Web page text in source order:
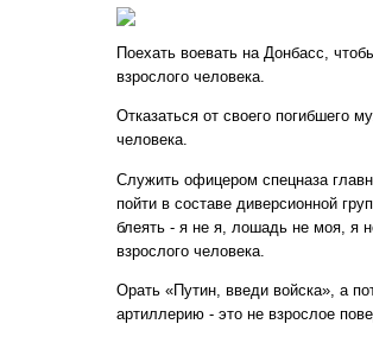
Поехать воевать на Донбасс,
взрослого человека.
Отказаться от своего погибшего
человека.
Служить офицером спецназа
пойти в составе диверсионной
блеять - я не я, лошадь не моя, я
взрослого человека.
Орать «Путин, введи войска», а
артиллерию - это не взрослое